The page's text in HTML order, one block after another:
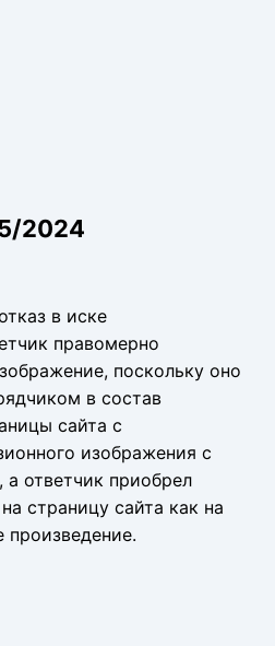
2024
в иске
правомерно
поскольку оно
в состав
сайта с
изображения с
ответчик приобрел
страницу сайта как на
произведение.